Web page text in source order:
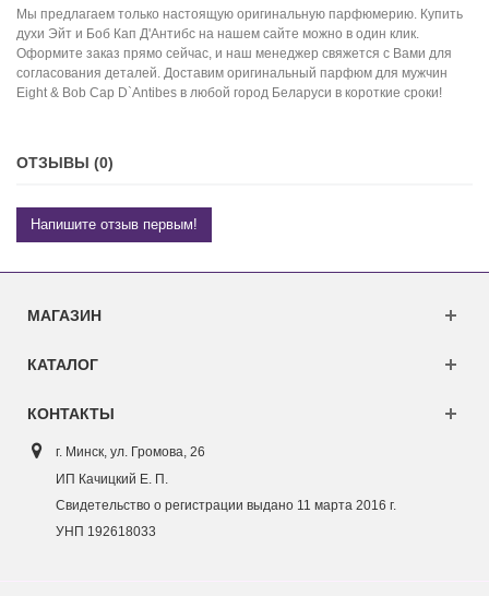
Мы предлагаем только настоящую оригинальную парфюмерию. Купить
духи Эйт и Боб Кап Д'Антибс на нашем сайте можно в один клик.
Оформите заказ прямо сейчас, и наш менеджер свяжется с Вами для
согласования деталей. Доставим оригинальный парфюм для мужчин
Eight & Bob Cap D`Antibes в любой город Беларуси в короткие сроки!
ОТЗЫВЫ (0)
Напишите отзыв первым!
МАГАЗИН
КАТАЛОГ
КОНТАКТЫ
г. Минск, ул. Громова, 26
ИП Качицкий Е. П.
Свидетельство о регистрации выдано 11 марта 2016 г.
УНП 192618033